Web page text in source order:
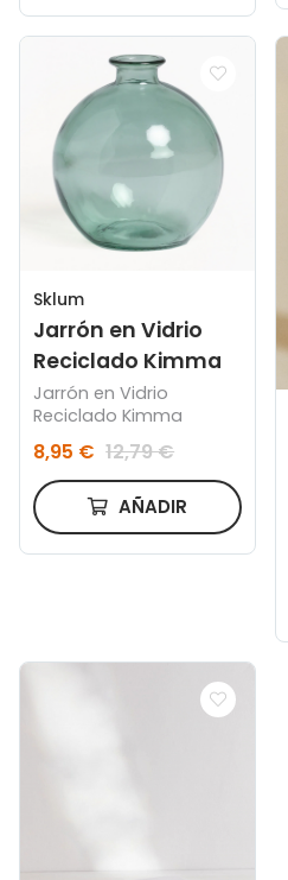
Sklum
Jarrón en Vidrio
Reciclado Kimma
Jarrón en Vidrio
Reciclado Kimma
8,95 € 12,79 €
AÑADIR